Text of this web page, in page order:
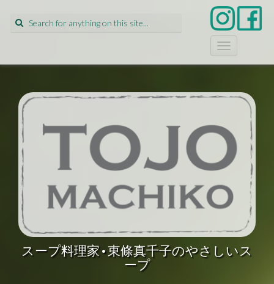
Search
for:
T
o
l
a
v
i
g
t
i
n
スープ料理家•東條真千子のやさしいス
ープ